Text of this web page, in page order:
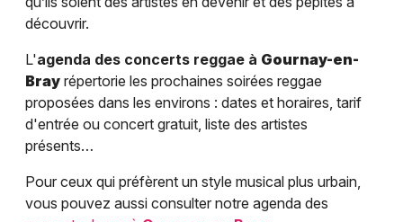
découvrir.
L'agenda des concerts reggae à Gournay-en-
Bray répertorie les prochaines soirées reggae
proposées dans les environs : dates et horaires, tarif
d'entrée ou concert gratuit, liste des artistes
présents…
Pour ceux qui préfèrent un style musical plus urbain,
vous pouvez aussi consulter notre agenda des